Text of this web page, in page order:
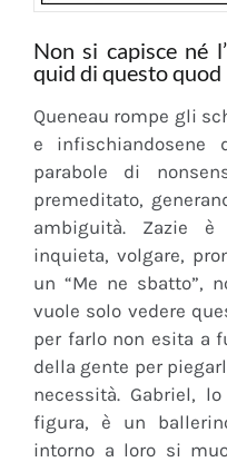
Non si capisce né
quid di questo quod
Queneau rompe gli
e infischiandosene
parabole di
premeditato,
ambiguità. Zazie è
inquieta, volgare,
un “Me ne sbatto”,
vuole solo vedere
per farlo non esita a
della gente per
necessità. Gabriel,
figura, è un
intorno a loro si